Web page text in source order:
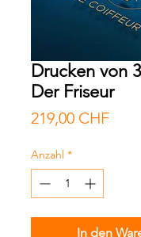
Drucken von
Der Friseur
219,00 CHFPreis
Anzahl *
In den